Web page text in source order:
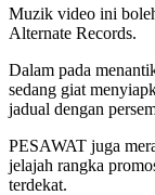
Muzik video ini
Alternate Records.
Dalam pada
sedang giat
jadual dengan
PESAWAT juga
jelajah rangka
terdekat.